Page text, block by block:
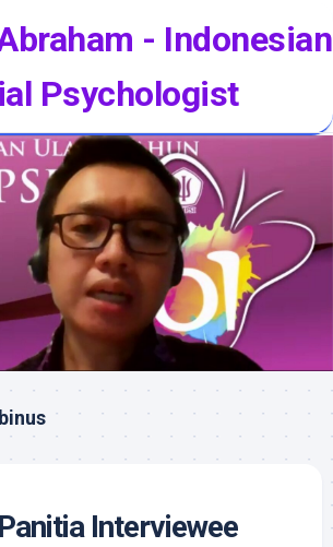
- Indonesian
Psychologist
Interviewee